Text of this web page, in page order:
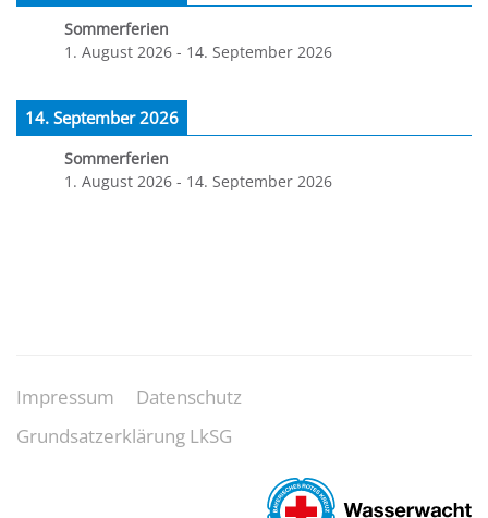
Sommerferien
1. August 2026 - 14. September 2026
14. September 2026
Sommerferien
1. August 2026 - 14. September 2026
Impressum
Datenschutz
Grundsatzerklärung LkSG